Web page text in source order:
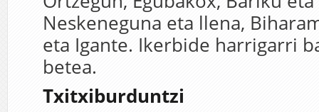
Neskeneguna eta llena,
eta Igante. Ikerbide harrigarri
betea.
Txitxiburduntzi